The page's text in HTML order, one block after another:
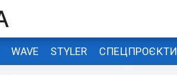
WAVE STYLER СПЕЦПРОЄКТИ